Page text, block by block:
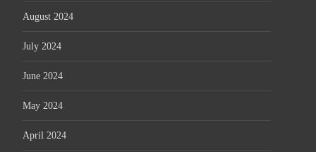
August 2024
July 2024
June 2024
May 2024
April 2024